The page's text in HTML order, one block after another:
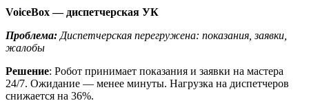
VoiceBox — диспетчерская УК
Проблема: Диспетчерская перегружена: показания, заявки,
жалобы
Решение: Робот принимает показания и заявки на мастера
24/7. Ожидание — менее минуты. Нагрузка на диспетчеров
снижается на 36%.